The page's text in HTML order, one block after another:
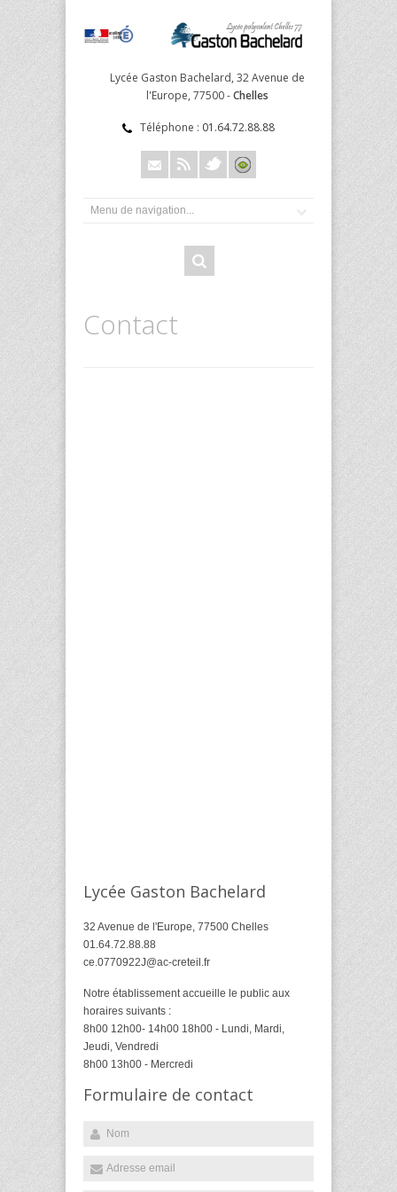
Lycée Gaston Bachelard, 32 Avenue de
l'Europe, 77500 -Chelles
Téléphone : 01.64.72.88.88
Contact
Lycée Gaston Bachelard
32 Avenue de l'Europe, 77500 Chelles
01.64.72.88.88
ce.0770922J@ac-creteil.fr
Notre établissement accueille le public aux
horaires suivants :
8h00 12h00- 14h00 18h00 - Lundi, Mardi,
Jeudi, Vendredi
8h00 13h00 - Mercredi
Formulaire de contact